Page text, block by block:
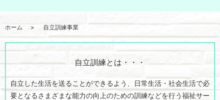
ホーム 自立訓練事業
自立訓練とは・・・
自立した生活を送ることができるよう、日常生活・社会生活で必
要となるさまざまな能力の向上のための訓練などを行う福祉サー